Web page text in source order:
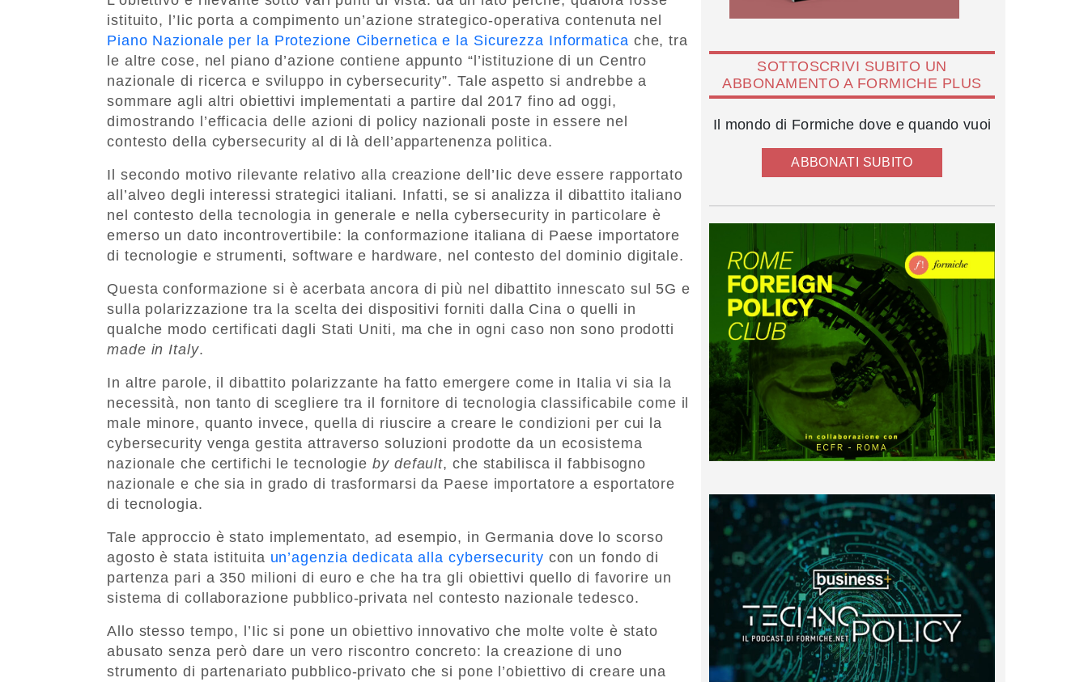
istituito, l’Iic porta a compimento un’azione strategico-operativa contenuta nel
Piano Nazionale per la Protezione Cibernetica e la Sicurezza Informatica che, tra
le altre cose, nel piano d’azione contiene appunto “l’istituzione di un Centro
nazionale di ricerca e sviluppo in cybersecurity”. Tale aspetto si andrebbe a
sommare agli altri obiettivi implementati a partire dal 2017 fino ad oggi,
dimostrando l’efficacia delle azioni di policy nazionali poste in essere nel
contesto della cybersecurity al di là dell’appartenenza politica.
Il secondo motivo rilevante relativo alla creazione dell’Iic deve essere rapportato
all’alveo degli interessi strategici italiani. Infatti, se si analizza il dibattito italiano
nel contesto della tecnologia in generale e nella cybersecurity in particolare è
emerso un dato incontrovertibile: la conformazione italiana di Paese importatore
di tecnologie e strumenti, software e hardware, nel contesto del dominio digitale.
Questa conformazione si è acerbata ancora di più nel dibattito innescato sul 5G e
sulla polarizzazione tra la scelta dei dispositivi forniti dalla Cina o quelli in
qualche modo certificati dagli Stati Uniti, ma che in ogni caso non sono prodotti
made in Italy.
In altre parole, il dibattito polarizzante ha fatto emergere come in Italia vi sia la
necessità, non tanto di scegliere tra il fornitore di tecnologia classificabile come il
male minore, quanto invece, quella di riuscire a creare le condizioni per cui la
cybersecurity venga gestita attraverso soluzioni prodotte da un ecosistema
nazionale che certifichi le tecnologieby default, che stabilisca il fabbisogno
nazionale e che sia in grado di trasformarsi da Paese importatore a esportatore
di tecnologia.
Tale approccio è stato implementato, ad esempio, in Germania dove lo scorso
agosto è stata istituita un’agenzia dedicata alla cybersecurity con un fondo di
partenza pari a 350 milioni di euro e che ha tra gli obiettivi quello di favorire un
sistema di collaborazione pubblico-privata nel contesto nazionale tedesco.
Allo stesso tempo, l’Iic si pone un obiettivo innovativo che molte volte è stato
abusato senza però dare un vero riscontro concreto: la creazione di uno
strumento di partenariato pubblico-privato che si pone l’obiettivo di creare una
SOTTOSCRIVI SUBITO UN
ABBONAMENTO A FORMICHE PLUS
Il mondo di Formiche dove e quando vuoi
ABBONATI SUBITO